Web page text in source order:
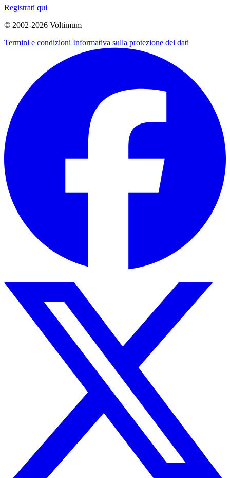
Registrati qui
© 2002-2026 Voltimum
Termini e condizioni Informativa sulla protezione dei dati